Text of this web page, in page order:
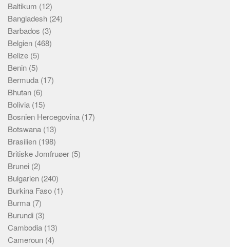
Baltikum (12)
Bangladesh (24)
Barbados (3)
Belgien (468)
Belize (5)
Benin (5)
Bermuda (17)
Bhutan (6)
Bolivia (15)
Bosnien Hercegovina (17)
Botswana (13)
Brasilien (198)
Britiske Jomfruøer (5)
Brunei (2)
Bulgarien (240)
Burkina Faso (1)
Burma (7)
Burundi (3)
Cambodia (13)
Cameroun (4)